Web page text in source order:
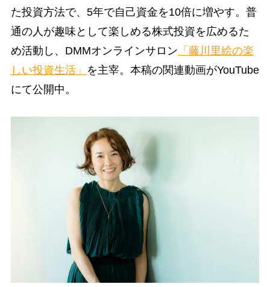
た投資方法で、5年で自己資金を10倍に増やす。普
通の人が趣味として楽しめる株式投資を広めるた
め活動し、DMMオンラインサロン 「藤川里絵の楽
しい投資生活」 を主宰。本稿の関連動画がYouTube
にて公開中。